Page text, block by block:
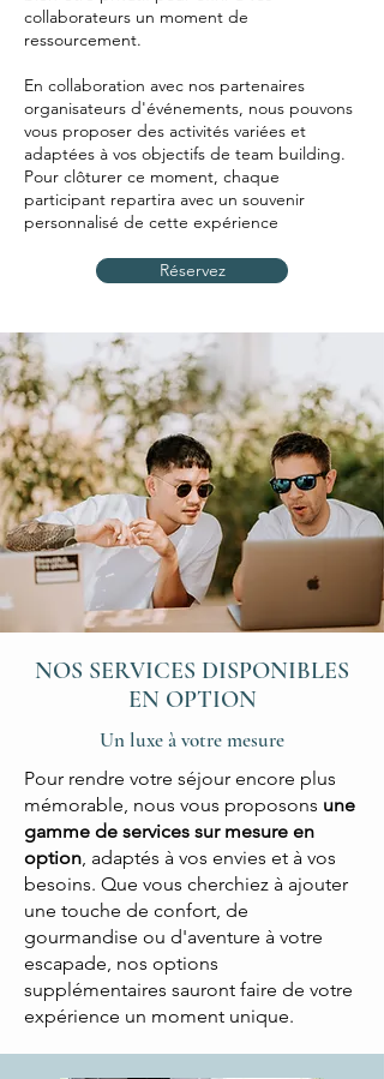
collaborateurs un moment de
ressourcement.
En collaboration avec nos partenaires
organisateurs d'événements, nous pouvons
vous proposer des activités variées et
adaptées à vos objectifs de team building.
Pour clôturer ce moment, chaque
participant repartira avec un souvenir
personnalisé de cette expérience
Réservez
NOS SERVICES DISPONIBLES
EN OPTION
Un luxe à votre mesure
Pour rendre votre séjour encore plus
mémorable, nous vous proposons une
gamme de services sur mesure en
option, adaptés à vos envies et à vos
besoins. Que vous cherchiez à ajouter
une touche de confort, de
gourmandise ou d'aventure à votre
escapade, nos options
supplémentaires sauront faire de votre
expérience un moment unique.